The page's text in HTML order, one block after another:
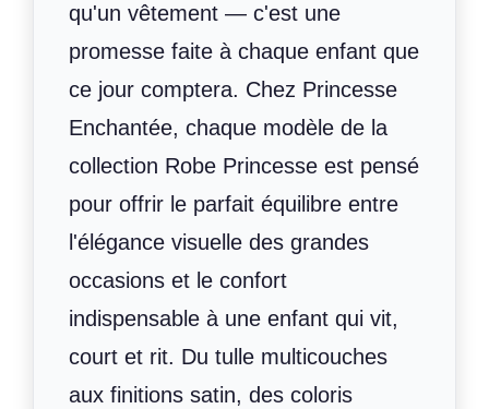
qu'un vêtement — c'est une
promesse faite à chaque enfant que
ce jour comptera. Chez Princesse
Enchantée, chaque modèle de la
collection Robe Princesse est pensé
pour offrir le parfait équilibre entre
l'élégance visuelle des grandes
occasions et le confort
indispensable à une enfant qui vit,
court et rit. Du tulle multicouches
aux finitions satin, des coloris